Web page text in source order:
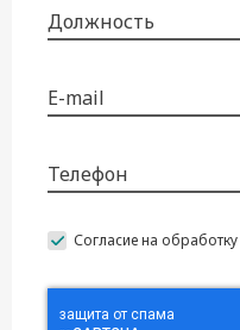
Должность
E-mail
Телефон
Согласие на обработку